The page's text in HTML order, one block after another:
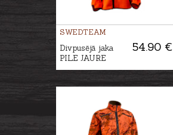
SWEDTEAM
54.90 €
Divpusējā jaka
PILE JAURE